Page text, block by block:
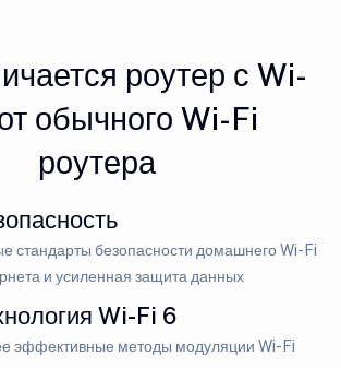
роутер с Wi-
обычного Wi-Fi
роутера
стандарты безопасности домашнего Wi-Fi
и усиленная защита данных
Wi-Fi 6
эффективные методы модуляции Wi-Fi